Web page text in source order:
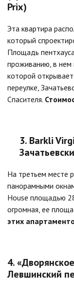
Prix)
Эта квартира
который
Площадь
проживанию, в нем
которой
переулке,
Спасителя.
3. Barkli
На третьем месте
панорамными
House площадью
огромная, ее
этих
4.
Левшинский